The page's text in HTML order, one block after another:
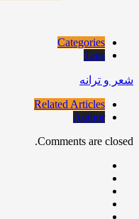
Categories
Tags
شعر و ترانه
Related Articles
Author
Comments are closed.